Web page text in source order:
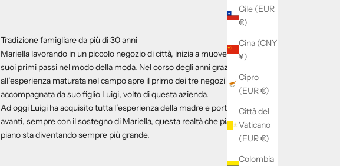
Cile (EUR
€)
Cina (CNY
¥)
Cipro
(EUR €)
Città del
Vaticano
(EUR €)
Colombia
Tradizione famigliare da più di 30 anni
Mariella lavorando in un piccolo negozio di città, inizia a muovere i
suoi primi passi nel modo della moda. Nel corso degli anni grazie
all’esperienza maturata nel campo apre il primo dei tre negozi
accompagnata da suo figlio Luigi, volto di questa azienda.
Ad oggi Luigi ha acquisito tutta l’esperienza della madre e porta
avanti, sempre con il sostegno di Mariella, questa realtà che pian
piano sta diventando sempre più grande.